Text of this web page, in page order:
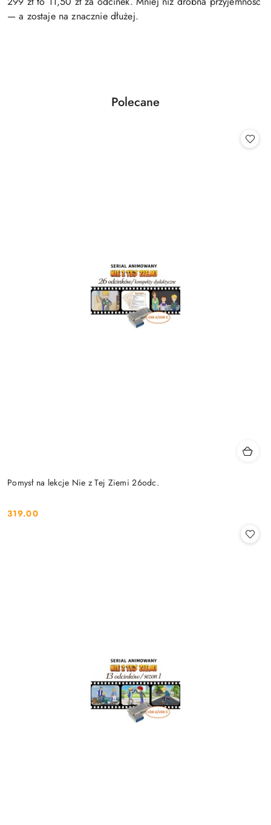
— a zostaje na znacznie dłużej.
Pomiń karuzelę produktów
Produkty
Polecane
Pomysł na lekcje Nie z Tej Ziemi 26odc.
Cena:
319.00